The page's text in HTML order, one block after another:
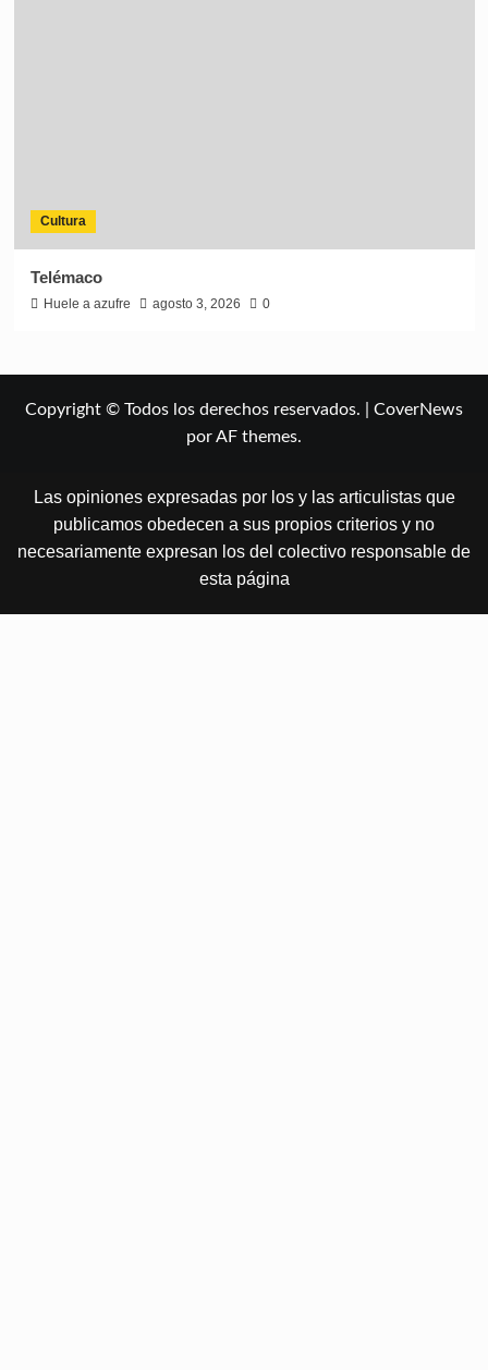
Cultura
Telémaco
Huele a azufre agosto 3, 2026 0
Copyright © Todos los derechos reservados.
CoverNews
por AF themes.
Las opiniones expresadas por los y las articulistas que
publicamos obedecen a sus propios criterios y no
necesariamente expresan los del colectivo responsable de
esta página